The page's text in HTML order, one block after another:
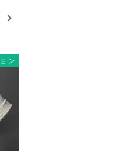
ン